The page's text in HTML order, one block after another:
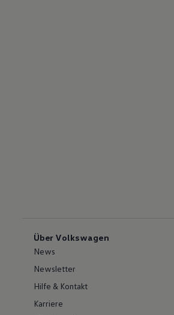
Über Volkswagen
News
Newsletter
Hilfe & Kontakt
Karriere